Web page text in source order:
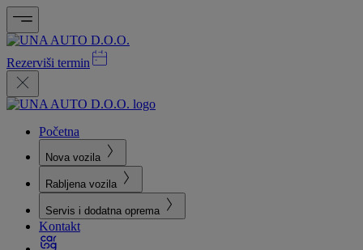
Rezerviši termin
Početna
Nova vozila
Rabljena vozila
Servis i dodatna oprema
Kontakt